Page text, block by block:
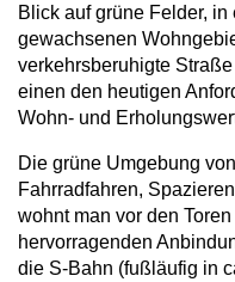
Blick auf grüne Felder,
gewachsenen
verkehrsberuhigte
einen den heutigen
Wohn- und
Die grüne Umgebung
Fahrradfahren,
wohnt man vor den
hervorragenden
die S-Bahn (fußläufig in